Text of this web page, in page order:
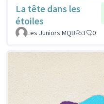
La tête dans les
étoiles
Les Juniors MQB
3 0